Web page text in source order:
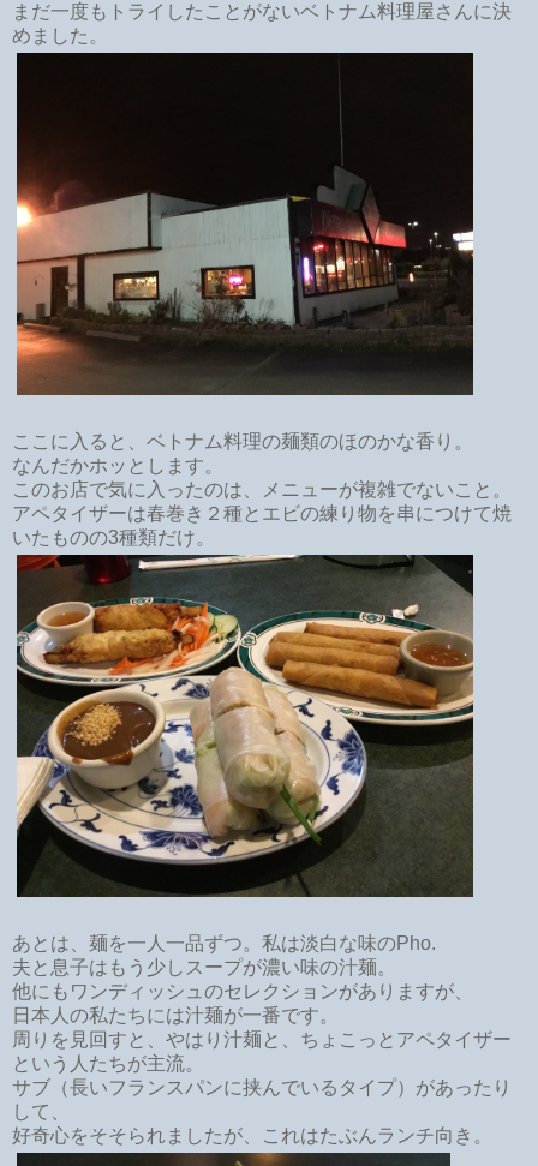
まだ一度もトライしたことがないベトナム料理屋さんに決
めました。
ここに入ると、ベトナム料理の麺類のほのかな香り。
なんだかホッとします。
このお店で気に入ったのは、メニューが複雑でないこと。
アペタイザーは春巻き２種とエビの練り物を串につけて焼
いたものの3種類だけ。
あとは、麺を一人一品ずつ。私は淡白な味のPho.
夫と息子はもう少しスープが濃い味の汁麺。
他にもワンディッシュのセレクションがありますが、
日本人の私たちには汁麺が一番です。
周りを見回すと、やはり汁麺と、ちょこっとアペタイザー
という人たちが主流。
サブ（長いフランスパンに挟んでいるタイプ）があったり
して、
好奇心をそそられましたが、これはたぶんランチ向き。